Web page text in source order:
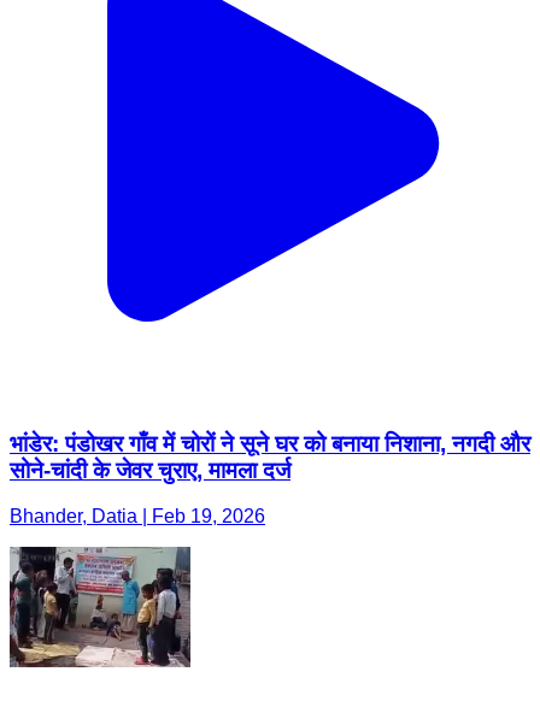
भांडेर: पंडोखर गाँव में चोरों ने सूने घर को बनाया निशाना, नगदी और
सोने-चांदी के जेवर चुराए, मामला दर्ज
Bhander, Datia | Feb 19, 2026